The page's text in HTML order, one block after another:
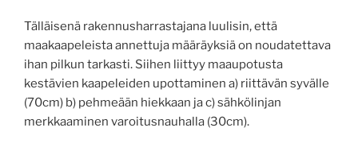
Tälläisenä rakennusharrastajana luulisin, että
maakaapeleista annettuja määräyksiä on noudatettava
ihan pilkun tarkasti. Siihen liittyy maaupotusta
kestävien kaapeleiden upottaminen a) riittävän syvälle
(70cm) b) pehmeään hiekkaan ja c) sähkölinjan
merkkaaminen varoitusnauhalla (30cm).